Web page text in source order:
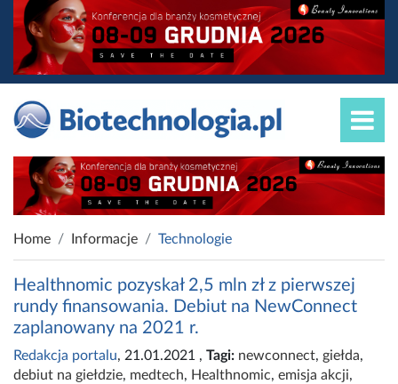
Home Informacje Technologie
Healthnomic pozyskał 2,5 mln zł z pierwszej
rundy finansowania. Debiut na NewConnect
zaplanowany na 2021 r.
Redakcja portalu, 21.01.2021 , Tagi: newconnect, giełda,
debiut na giełdzie, medtech, Healthnomic, emisja akcji,